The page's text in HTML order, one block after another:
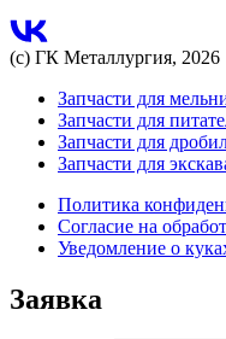
(с) ГК Металлургия, 2026
Запчасти для
Запчасти для
Запчасти для
Запчасти для
Политика
Согласие на
Уведомление о
Заявка